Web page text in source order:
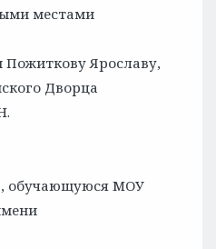
местами
Пожиткову Ярославу,
Дворца
обучающуюся МОУ